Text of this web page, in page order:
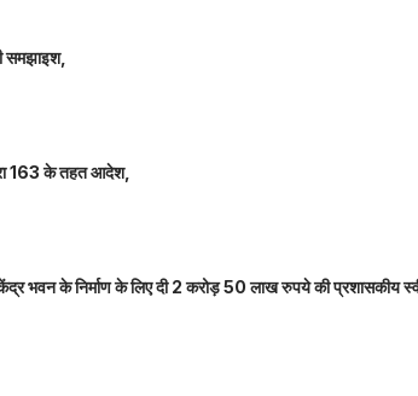
समझाइश,
163 के तहत आदेश,
भवन के निर्माण के लिए दी 2 करोड़ 50 लाख रुपये की प्रशासकीय